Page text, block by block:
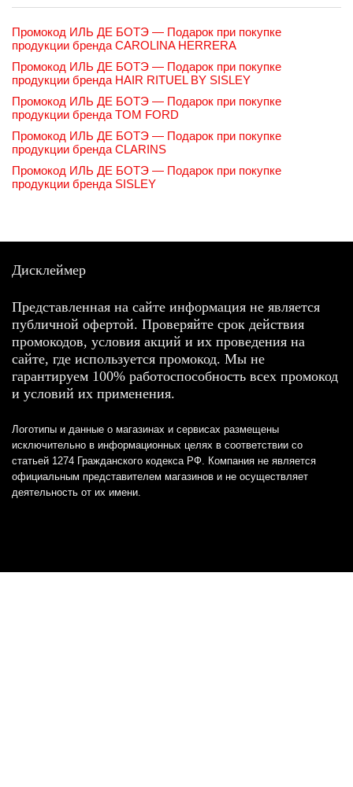
Промокод ИЛЬ ДЕ БОТЭ — Подарок при покупке
продукции бренда CAROLINA HERRERA
Промокод ИЛЬ ДЕ БОТЭ — Подарок при покупке
продукции бренда HAIR RITUEL BY SISLEY
Промокод ИЛЬ ДЕ БОТЭ — Подарок при покупке
продукции бренда TOM FORD
Промокод ИЛЬ ДЕ БОТЭ — Подарок при покупке
продукции бренда CLARINS
Промокод ИЛЬ ДЕ БОТЭ — Подарок при покупке
продукции бренда SISLEY
Дисклеймер
Представленная на сайте информация не является
публичной офертой. Проверяйте срок действия
промокодов, условия акций и их проведения на
сайте, где используется промокод. Мы не
гарантируем 100% работоспособность всех промокод
и условий их применения.
Логотипы и данные о магазинах и сервисах размещены
исключительно в информационных целях в соответствии со
статьей 1274 Гражданского кодекса РФ. Компания не является
официальным представителем магазинов и не осуществляет
деятельность от их имени.